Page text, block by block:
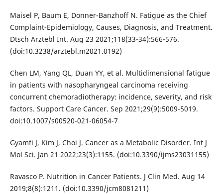
Maisel P, Baum E, Donner-Banzhoff N. Fatigue as the Chief
Complaint-Epidemiology, Causes, Diagnosis, and Treatment.
Dtsch Arztebl Int. Aug 23 2021;118(33-34):566-576.
(doi:10.3238/arztebl.m2021.0192)
Chen LM, Yang QL, Duan YY, et al. Multidimensional fatigue
in patients with nasopharyngeal carcinoma receiving
concurrent chemoradiotherapy: incidence, severity, and risk
factors. Support Care Cancer. Sep 2021;29(9):5009-5019.
doi:10.1007/s00520-021-06054-7
Gyamfi J, Kim J, Choi J. Cancer as a Metabolic Disorder. Int J
Mol Sci. Jan 21 2022;23(3):1155. (doi:10.3390/ijms23031155)
Ravasco P. Nutrition in Cancer Patients. J Clin Med. Aug 14
2019;8(8):1211. (doi:10.3390/jcm8081211)